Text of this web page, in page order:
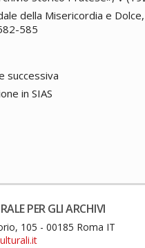
della Misericordia e
585
successiva
in SIAS
PER GLI ARCHIVI
105 - 00185 Roma IT